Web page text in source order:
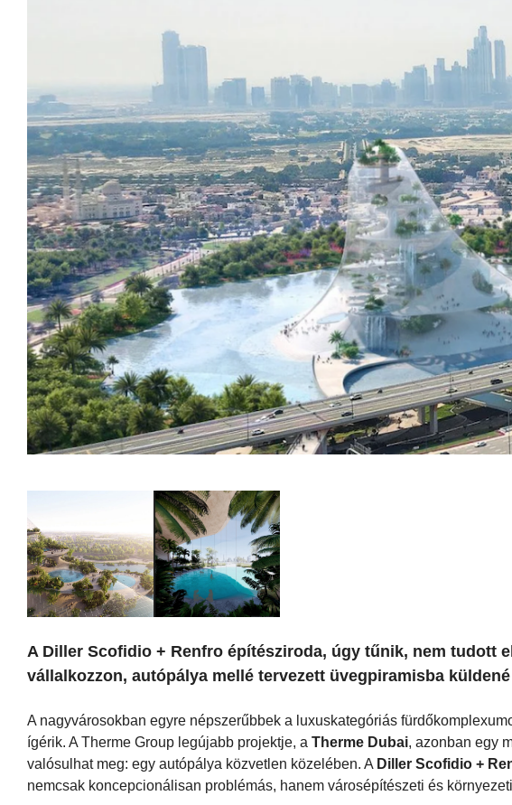
A Diller Scofidio + Renfro építésziroda, úgy tűnik, nem tudott
vállalkozzon, autópálya mellé tervezett üvegpiramisba
A nagyvárosokban egyre népszerűbbek a luxuskategóriás
ígérik. A Therme Group legújabb projektje, a Therme Dubai, azonban egy
valósulhat meg: egy autópálya közvetlen közelében. A Diller Scofidio +
nemcsak koncepcionálisan problémás, hanem városépítészeti és